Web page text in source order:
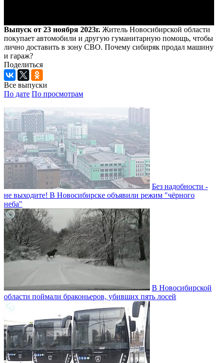
Выпуск от 23 ноября 2023г. Житель Новосибирской области
покупает автомобили и другую гуманитарную помощь, чтобы
лично доставить в зону СВО. Почему сибиряк продал машину
и гараж?
Поделиться
Все выпуски
По дате По просмотрам
Без надобности -
не выходите! В Новосибирске объявили режим "чёрного
неба"
В Новосибирской
области поймали браконьеров, убивших пять лосей